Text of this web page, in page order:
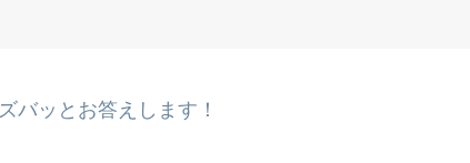
バッとお答えします！